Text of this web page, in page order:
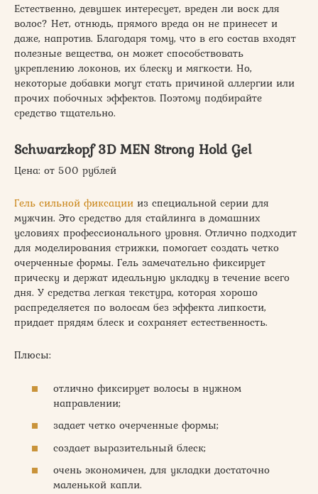
Естественно, девушек интересует, вреден ли воск для
волос? Нет, отнюдь, прямого вреда он не принесет и
даже, напротив. Благодаря тому, что в его состав входят
полезные вещества, он может способствовать
укреплению локонов, их блеску и мягкости. Но,
некоторые добавки могут стать причиной аллергии или
прочих побочных эффектов. Поэтому подбирайте
средство тщательно.
Schwarzkopf 3D MEN Strong Hold Gel
Цена: от 500 рублей
Гель сильной фиксации из специальной серии для
мужчин. Это средство для стайлинга в домашних
условиях профессионального уровня. Отлично подходит
для моделирования стрижки, помогает создать четко
очерченные формы. Гель замечательно фиксирует
прическу и держат идеальную укладку в течение всего
дня. У средства легкая текстура, которая хорошо
распределяется по волосам без эффекта липкости,
придает прядям блеск и сохраняет естественность.
Плюсы:
отлично фиксирует волосы в нужном
направлении;
задает четко очерченные формы;
создает выразительный блеск;
очень экономичен, для укладки достаточно
маленькой капли.